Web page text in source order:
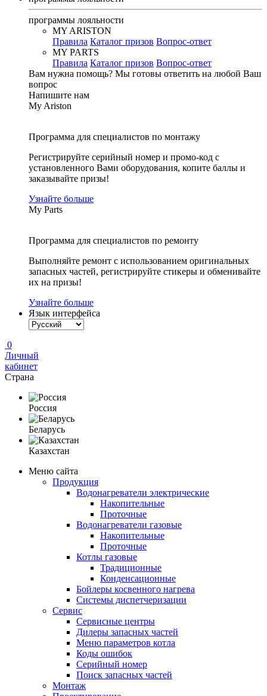
программы лояльности
MY ARISTON
Правила Каталог призов Вопрос-ответ
MY PARTS
Правила Каталог призов Вопрос-ответ
Вам нужна помощь? Мы готовы ответить на любой Ваш
вопрос
Напишите нам
My Ariston
Программа для специалистов по монтажу
Регистрируйте серийный номер и промо-код с
установленного Вами оборудования, копите баллы и
заказывайте призы!
Узнайте больше
My Parts
Программа для специалистов по ремонту
Выполняйте ремонт с использованием оригинальных
запасных частей, регистрируйте стикеры и обменивайте
их на призы!
Узнайте больше
Язык интерфейса
0
Личный
кабинет
Страна
Россия
Беларусь
Казахстан
Меню сайта
Продукция
Водонагреватели электрические
Накопительные
Проточные
Водонагреватели газовые
Накопительные
Проточные
Котлы газовые
Традиционные
Конденсационные
Бойлеры косвенного нагрева
Системы диспетчеризации
Сервис
Сервисные центры
Дилеры запасных частей
Меню параметров котла
Коды ошибок
Серийный номер
Поиск запасных частей
Монтаж